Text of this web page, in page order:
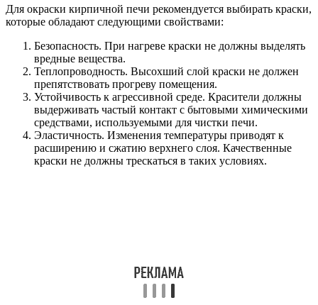
Для окраски кирпичной печи рекомендуется выбирать краски,
которые обладают следующими свойствами:
Безопасность. При нагреве краски не должны выделять
вредные вещества.
Теплопроводность. Высохший слой краски не должен
препятствовать прогреву помещения.
Устойчивость к агрессивной среде. Красители должны
выдерживать частый контакт с бытовыми химическими
средствами, используемыми для чистки печи.
Эластичность. Изменения температуры приводят к
расширению и сжатию верхнего слоя. Качественные
краски не должны трескаться в таких условиях.